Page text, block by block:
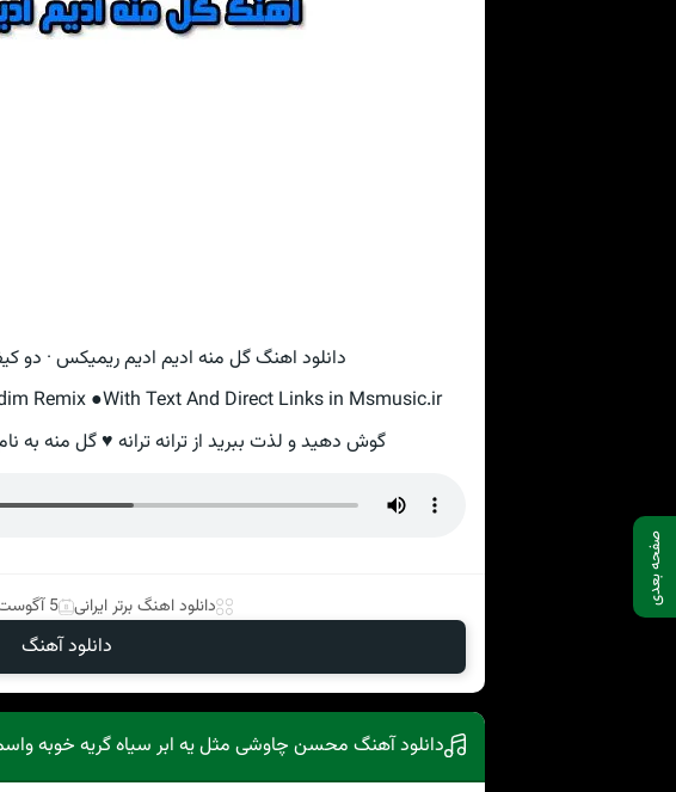
دانلود اهنگ گل منه ادیم ادیم ریمیکس · دو
Remix ●With Text And Direct Links in Msmusic.ir
گوش دهید و لذت ببرید از ترانه ترانه ♥ گل منه به
دانلود اهنگ برتر ایرانی 5 آگوست 2026
دانلود آهنگ
دانلود آهنگ محسن چاوشی مثل یه ابر سیاه گریه خوبه
صفحه بعدی